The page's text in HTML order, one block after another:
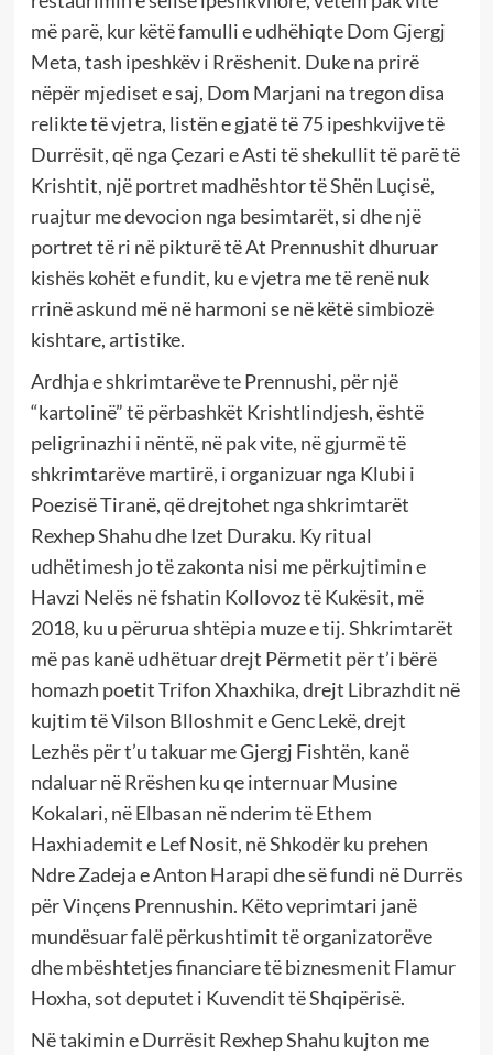
më parë, kur këtë famulli e udhëhiqte Dom Gjergj
Meta, tash ipeshkëv i Rrëshenit. Duke na prirë
nëpër mjediset e saj, Dom Marjani na tregon disa
relikte të vjetra, listën e gjatë të 75 ipeshkvijve të
Durrësit, që nga Çezari e Asti të shekullit të parë të
Krishtit, një portret madhështor të Shën Luçisë,
ruajtur me devocion nga besimtarët, si dhe një
portret të ri në pikturë të At Prennushit dhuruar
kishës kohët e fundit, ku e vjetra me të renë nuk
rrinë askund më në harmoni se në këtë simbiozë
kishtare, artistike.
Ardhja e shkrimtarëve te Prennushi, për një
“kartolinë” të përbashkët Krishtlindjesh, është
peligrinazhi i nëntë, në pak vite, në gjurmë të
shkrimtarëve martirë, i organizuar nga Klubi i
Poezisë Tiranë, që drejtohet nga shkrimtarët
Rexhep Shahu dhe Izet Duraku. Ky ritual
udhëtimesh jo të zakonta nisi me përkujtimin e
Havzi Nelës në fshatin Kollovoz të Kukësit, më
2018, ku u përurua shtëpia muze e tij. Shkrimtarët
më pas kanë udhëtuar drejt Përmetit për t’i bërë
homazh poetit Trifon Xhaxhika, drejt Librazhdit në
kujtim të Vilson Blloshmit e Genc Lekë, drejt
Lezhës për t’u takuar me Gjergj Fishtën, kanë
ndaluar në Rrëshen ku qe internuar Musine
Kokalari, në Elbasan në nderim të Ethem
Haxhiademit e Lef Nosit, në Shkodër ku prehen
Ndre Zadeja e Anton Harapi dhe së fundi në Durrës
për Vinçens Prennushin. Këto veprimtari janë
mundësuar falë përkushtimit të organizatorëve
dhe mbështetjes financiare të biznesmenit Flamur
Hoxha, sot deputet i Kuvendit të Shqipërisë.
Në takimin e Durrësit Rexhep Shahu kujton me